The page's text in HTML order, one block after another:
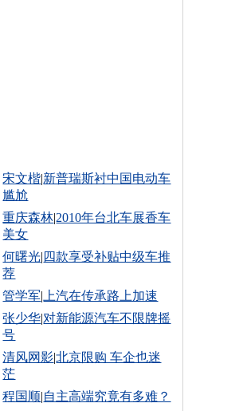
宋文楷|新普瑞斯衬中国电动车
尴尬
重庆森林|2010年台北车展香车
美女
何曙光| 四款享受补贴中级车推
荐
管学军| 上汽在传承路上加速
张少华|对新能源汽车不限牌摇
号
清风网影|北京限购 车企也迷
茫
程国顺|自主高端究竟有多难？